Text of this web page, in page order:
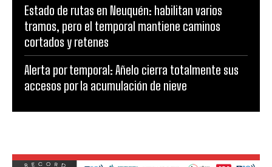
Estado de rutas en Neuquén: habilitan varios
tramos, pero el temporal mantiene caminos
cortados y retenes
Alerta por temporal: Añelo cierra totalmente sus
accesos por la acumulación de nieve